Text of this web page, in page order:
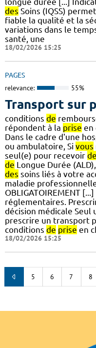
des Soins (IQSS)
fiable la qualité et la
variations dans le
santé, une
18/02/2026 15:25
PAGES
relevance: 55%
Transport sur
conditions de
répondent à la prise en
Dans le cadre d'une
ou ambulatoire, Si vous
seul(e) pour recevoir
de Longue Durée (ALD),
des soins liés à votre
maladie
OBLIGATOIREMENT
réglementaires.
décision médicale Seul
prescrire un transport
conditions de prise en
18/02/2026 15:25
5 6 7 8